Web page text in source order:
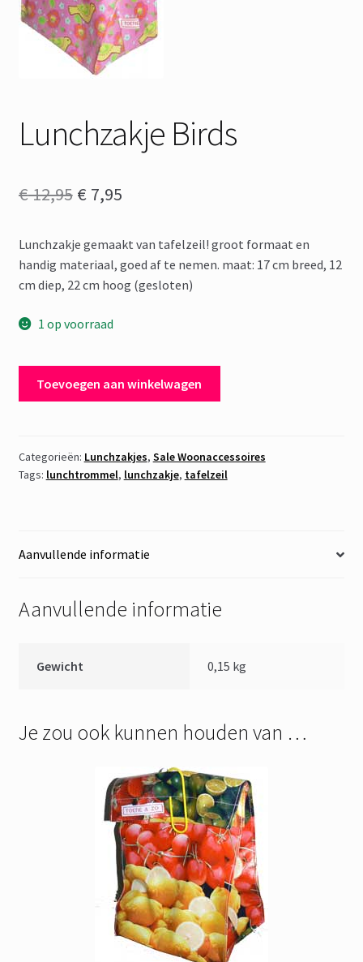
Lunchzakje Birds
€12,95 Oorspronkelijke
was:
€ 12,95.
€ 7,95Huidige
is:
€ 7,95.
Lunchzakje gemaakt van tafelzeil! groot formaat en
handig materiaal, goed af te nemen. maat: 17 cm breed, 12
cm diep, 22 cm hoog (gesloten)
1 op voorraad
Toevoegen aan winkelwagen
Categorieën: Lunchzakjes, Sale Woonaccessoires
Tags: lunchtrommel, lunchzakje, tafelzeil
Aanvullende informatie
Aanvullende informatie
Gewicht 0,15 kg
Je zou ook kunnen houden van …